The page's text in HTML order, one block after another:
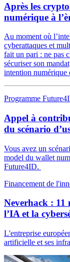
Après les
numérique à
Au moment où
cyberattaques et
fait un pari : ne pas
sécuriser son
intention numérique
Programme
Appel à
du scénario
Vous avez un
model du wallet
Future4ID.
Financement de
Neverhack : 11
l’IA et la
L'entreprise
artificielle et ses